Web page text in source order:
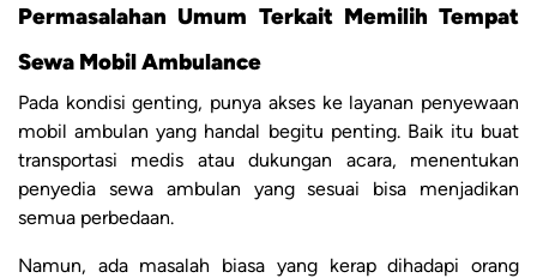
Permasalahan Umum Terkait Memilih Tempat
Sewa Mobil Ambulance
Pada kondisi genting, punya akses ke layanan penyewaan
mobil ambulan yang handal begitu penting. Baik itu buat
transportasi medis atau dukungan acara, menentukan
penyedia sewa ambulan yang sesuai bisa menjadikan
semua perbedaan.
Namun, ada masalah biasa yang kerap dihadapi orang